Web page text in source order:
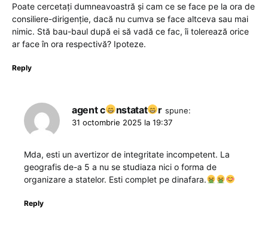
Poate cercetați dumneavoastră și cam ce se face pe la ora de
consiliere-dirigenție, dacă nu cumva se face altceva sau mai
nimic. Stă bau-baul după ei să vadă ce fac, îi tolerează orice
ar face în ora respectivă? Ipoteze.
Reply
agent c nstatat r spune:
31 octombrie 2025 la 19:37
Mda, esti un avertizor de integritate incompetent. La
geografis de-a 5 a nu se studiaza nici o forma de
organizare a statelor. Esti complet pe dinafara.
Reply